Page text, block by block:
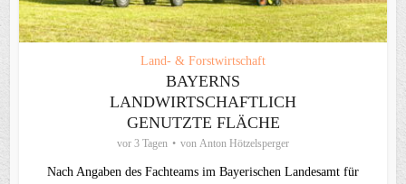
Land- & Forstwirtschaft
BAYERNS
LANDWIRTSCHAFTLICH
GENUTZTE FLÄCHE
vor 3 Tagen von Anton Hötzelsperger
Nach Angaben des Fachteams im Bayerischen Landesamt für